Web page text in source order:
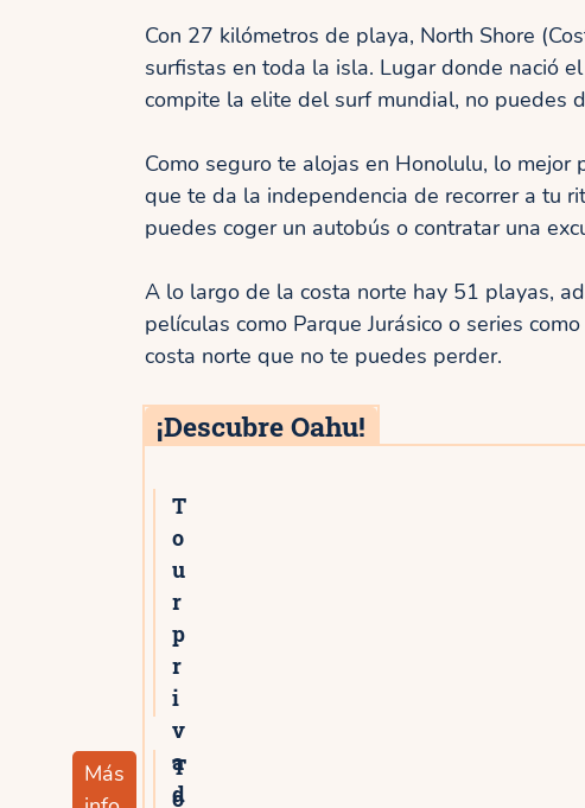
Con 27 kilómetros de playa, North Shore
surfistas en toda la isla. Lugar donde nació
compite la elite del surf mundial, no puedes
Como seguro te alojas en Honolulu, lo
que te da la independencia de recorrer a tu
puedes coger un autobús o contratar una
A lo largo de la costa norte hay 51 playas,
películas como Parque Jurásico o series
costa norte que no te puedes perder.
¡Descubre Oahu!
T
o
u
r
p
r
i
v
a
d
Más
-★
T
o